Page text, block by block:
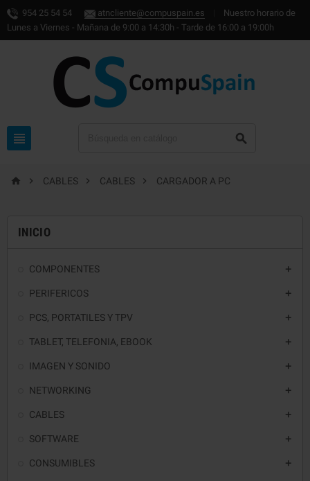
954 25 54 54 atncliente@compuspain.es
Nuestro horario de
Lunes a Viernes - Mañana de 9:00 a 14:30h - Tarde de 16:00 a 19:00h
 
  CABLES  CABLES  CARGADOR A PC
INICIO
COMPONENTES 
PERIFERICOS 
PCS, PORTATILES Y TPV 
TABLET, TELEFONIA, EBOOK 
IMAGEN Y SONIDO 
NETWORKING 
CABLES 
SOFTWARE 
CONSUMIBLES 